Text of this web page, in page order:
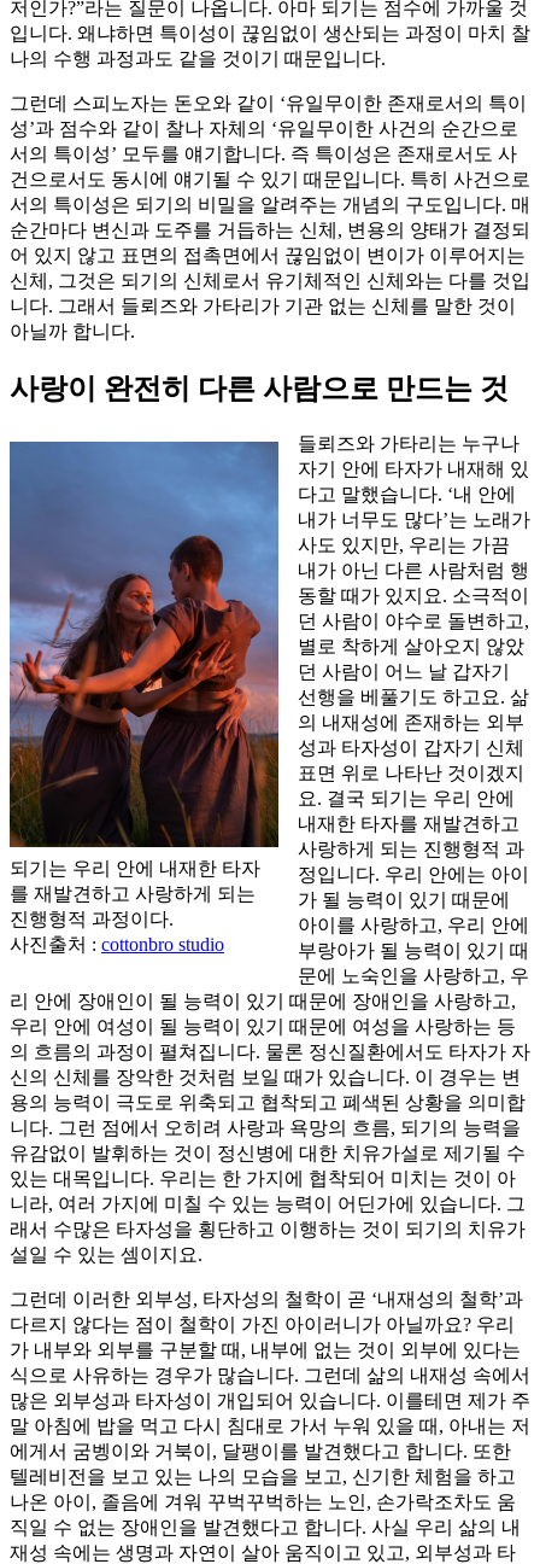
저인가?”라는 질문이 나옵니다. 아마 되기는 점수에 가까울 것
입니다. 왜냐하면 특이성이 끊임없이 생산되는 과정이 마치 찰
나의 수행 과정과도 같을 것이기 때문입니다.
그런데 스피노자는 돈오와 같이 ‘유일무이한 존재로서의 특이
성’과 점수와 같이 찰나 자체의 ‘유일무이한 사건의 순간으로
서의 특이성’ 모두를 얘기합니다. 즉 특이성은 존재로서도 사
건으로서도 동시에 얘기될 수 있기 때문입니다. 특히 사건으로
서의 특이성은 되기의 비밀을 알려주는 개념의 구도입니다. 매
순간마다 변신과 도주를 거듭하는 신체, 변용의 양태가 결정되
어 있지 않고 표면의 접촉면에서 끊임없이 변이가 이루어지는
신체, 그것은 되기의 신체로서 유기체적인 신체와는 다를 것입
니다. 그래서 들뢰즈와 가타리가 기관 없는 신체를 말한 것이
아닐까 합니다.
사랑이 완전히 다른 사람으로 만드는 것
되기는 우리 안에 내재한 타자
를 재발견하고 사랑하게 되는
진행형적 과정이다.
사진출처 : cottonbro studio
들뢰즈와 가타리는 누구나
자기 안에 타자가 내재해 있
다고 말했습니다. ‘내 안에
내가 너무도 많다’는 노래가
사도 있지만, 우리는 가끔
내가 아닌 다른 사람처럼 행
동할 때가 있지요. 소극적이
던 사람이 야수로 돌변하고,
별로 착하게 살아오지 않았
던 사람이 어느 날 갑자기
선행을 베풀기도 하고요. 삶
의 내재성에 존재하는 외부
성과 타자성이 갑자기 신체
표면 위로 나타난 것이겠지
요. 결국 되기는 우리 안에
내재한 타자를 재발견하고
사랑하게 되는 진행형적 과
정입니다. 우리 안에는 아이
가 될 능력이 있기 때문에
아이를 사랑하고, 우리 안에
부랑아가 될 능력이 있기 때
문에 노숙인을 사랑하고, 우
리 안에 장애인이 될 능력이 있기 때문에 장애인을 사랑하고,
우리 안에 여성이 될 능력이 있기 때문에 여성을 사랑하는 등
의 흐름의 과정이 펼쳐집니다. 물론 정신질환에서도 타자가 자
신의 신체를 장악한 것처럼 보일 때가 있습니다. 이 경우는 변
용의 능력이 극도로 위축되고 협착되고 폐색된 상황을 의미합
니다. 그런 점에서 오히려 사랑과 욕망의 흐름, 되기의 능력을
유감없이 발휘하는 것이 정신병에 대한 치유가설로 제기될 수
있는 대목입니다. 우리는 한 가지에 협착되어 미치는 것이 아
니라, 여러 가지에 미칠 수 있는 능력이 어딘가에 있습니다. 그
래서 수많은 타자성을 횡단하고 이행하는 것이 되기의 치유가
설일 수 있는 셈이지요.
그런데 이러한 외부성, 타자성의 철학이 곧 ‘내재성의 철학’과
다르지 않다는 점이 철학이 가진 아이러니가 아닐까요? 우리
가 내부와 외부를 구분할 때, 내부에 없는 것이 외부에 있다는
식으로 사유하는 경우가 많습니다. 그런데 삶의 내재성 속에서
많은 외부성과 타자성이 개입되어 있습니다. 이를테면 제가 주
말 아침에 밥을 먹고 다시 침대로 가서 누워 있을 때, 아내는 저
에게서 굼벵이와 거북이, 달팽이를 발견했다고 합니다. 또한
텔레비전을 보고 있는 나의 모습을 보고, 신기한 체험을 하고
나온 아이, 졸음에 겨워 꾸벅꾸벅하는 노인, 손가락조차도 움
직일 수 없는 장애인을 발견했다고 합니다. 사실 우리 삶의 내
재성 속에는 생명과 자연이 살아 움직이고 있고, 외부성과 타